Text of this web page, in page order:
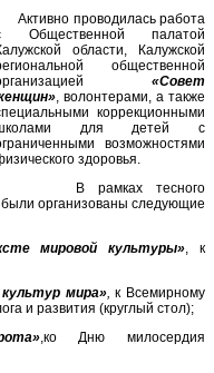
Активно проводилась работа
Общественной палатой
области, Калужской
общественной
«Совет
, волонтерами, а также
коррекционными
для детей с
возможностями
здоровья.
В рамках тесного
организованы следующие
мировой культуры», к
мира», к Всемирному
и развития (круглый стол);
,ко Дню милосердия